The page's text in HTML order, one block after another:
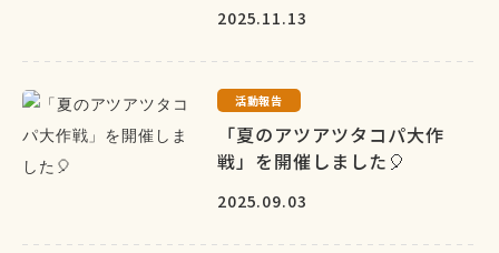
2025.11.13
活動報告
「夏のアツアツタコパ大作
戦」を開催しました🎈
2025.09.03